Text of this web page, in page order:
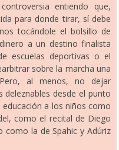
entiendo que,
para donde tirar, sí debe
tocándole el bolsillo de
a un destino finalista
escuelas deportivas o el
sobre la marcha una
al menos, no dejar
desde el punto
a los niños como
como el recital de Diego
como la de Spahic y Adúriz